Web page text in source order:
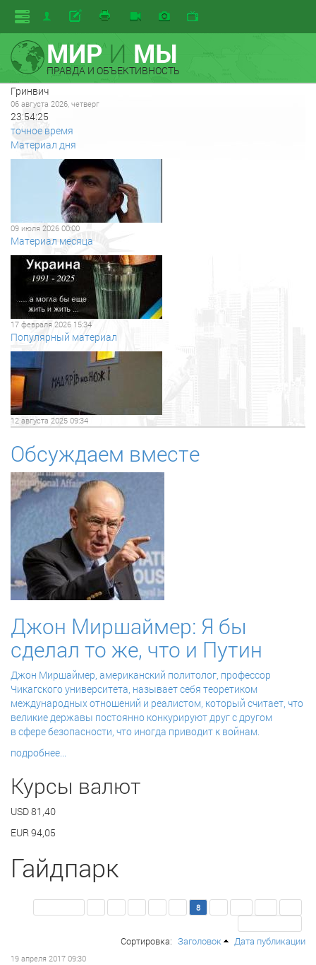
МИРИ МЫ
ПРАВДА И ОБЪЕКТИВНОСТЬ
Гринвич
06 августа 2026, четверг
23:54:25
точное время
Материал дня
09 июля 2026 00:00
Материал месяца
17 февраля 2026 15:34
Популярный материал
12 августа 2025 09:34
Обсуждаем вместе
Джон Миршаймер: Я бы
сделал то же, что и Путин
Джон Миршаймер, американский политолог, профессор
Чикагского университета, называет себя теоретиком
международных отношений и реалистом, который считает, что
великие державы постоянно конкурируют друг с другом
в сфере безопасности, что иногда приводит к войнам.
подробнее...
Курсы валют
USD81,40
EUR94,05
Гайдпарк
8
Сортировка: Заголовок Дата публикации
19 апреля 2017 09:30